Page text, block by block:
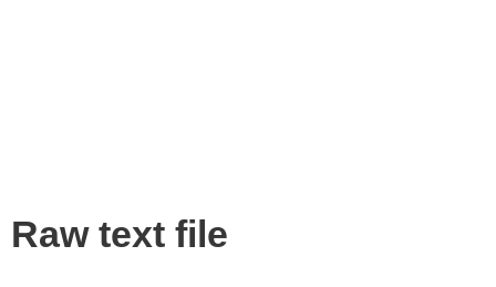
Raw text file